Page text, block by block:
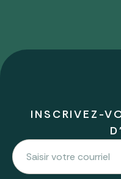
INSCRIVEZ-